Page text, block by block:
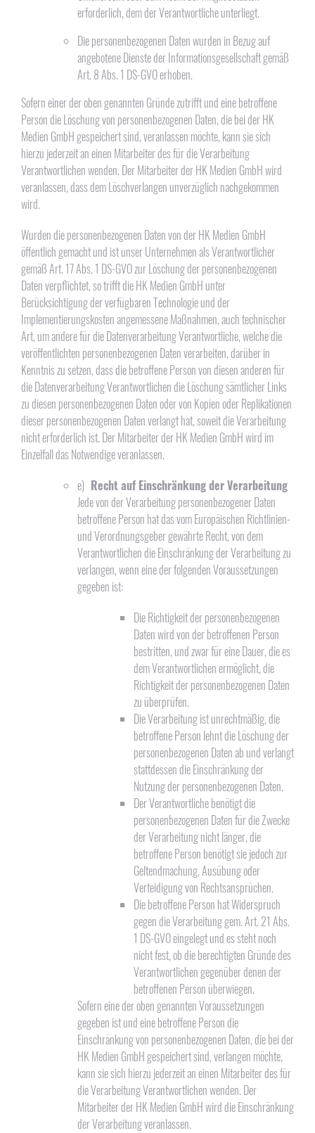
erforderlich, dem der Verantwortliche unterliegt.
Die personenbezogenen Daten wurden in Bezug auf
angebotene Dienste der Informationsgesellschaft gemäß
Art. 8 Abs. 1 DS-GVO erhoben.
Sofern einer der oben genannten Gründe zutrifft und eine betroffene
Person die Löschung von personenbezogenen Daten, die bei der HK
Medien GmbH gespeichert sind, veranlassen möchte, kann sie sich
hierzu jederzeit an einen Mitarbeiter des für die Verarbeitung
Verantwortlichen wenden. Der Mitarbeiter der HK Medien GmbH wird
veranlassen, dass dem Löschverlangen unverzüglich nachgekommen
wird.
Wurden die personenbezogenen Daten von der HK Medien GmbH
öffentlich gemacht und ist unser Unternehmen als Verantwortlicher
gemäß Art. 17 Abs. 1 DS-GVO zur Löschung der personenbezogenen
Daten verpflichtet, so trifft die HK Medien GmbH unter
Berücksichtigung der verfügbaren Technologie und der
Implementierungskosten angemessene Maßnahmen, auch technischer
Art, um andere für die Datenverarbeitung Verantwortliche, welche die
veröffentlichten personenbezogenen Daten verarbeiten, darüber in
Kenntnis zu setzen, dass die betroffene Person von diesen anderen für
die Datenverarbeitung Verantwortlichen die Löschung sämtlicher Links
zu diesen personenbezogenen Daten oder von Kopien oder Replikationen
dieser personenbezogenen Daten verlangt hat, soweit die Verarbeitung
nicht erforderlich ist. Der Mitarbeiter der HK Medien GmbH wird im
Einzelfall das Notwendige veranlassen.
e) Recht auf Einschränkung der Verarbeitung
Jede von der Verarbeitung personenbezogener Daten
betroffene Person hat das vom Europäischen Richtlinien-
und Verordnungsgeber gewährte Recht, von dem
Verantwortlichen die Einschränkung der Verarbeitung zu
verlangen, wenn eine der folgenden Voraussetzungen
gegeben ist:
Die Richtigkeit der personenbezogenen
Daten wird von der betroffenen Person
bestritten, und zwar für eine Dauer, die es
dem Verantwortlichen ermöglicht, die
Richtigkeit der personenbezogenen Daten
zu überprüfen.
Die Verarbeitung ist unrechtmäßig, die
betroffene Person lehnt die Löschung der
personenbezogenen Daten ab und verlangt
stattdessen die Einschränkung der
Nutzung der personenbezogenen Daten.
Der Verantwortliche benötigt die
personenbezogenen Daten für die Zwecke
der Verarbeitung nicht länger, die
betroffene Person benötigt sie jedoch zur
Geltendmachung, Ausübung oder
Verteidigung von Rechtsansprüchen.
Die betroffene Person hat Widerspruch
gegen die Verarbeitung gem. Art. 21 Abs.
1 DS-GVO eingelegt und es steht noch
nicht fest, ob die berechtigten Gründe des
Verantwortlichen gegenüber denen der
betroffenen Person überwiegen.
Sofern eine der oben genannten Voraussetzungen
gegeben ist und eine betroffene Person die
Einschränkung von personenbezogenen Daten, die bei der
HK Medien GmbH gespeichert sind, verlangen möchte,
kann sie sich hierzu jederzeit an einen Mitarbeiter des für
die Verarbeitung Verantwortlichen wenden. Der
Mitarbeiter der HK Medien GmbH wird die Einschränkung
der Verarbeitung veranlassen.